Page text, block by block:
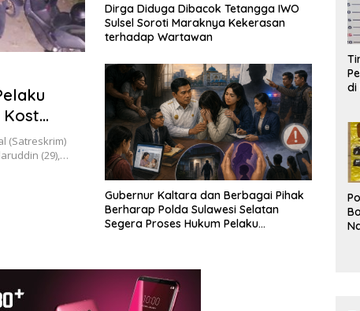
Kost
(Satreskrim)
(29),…
Dirga Diduga Dibacok Tetangga IWO
Sulsel Soroti Maraknya Kekerasan
terhadap Wartawan
Gubernur Kaltara dan Berbagai Pihak
Berharap Polda Sulawesi Selatan
Segera Proses Hukum Pelaku
di